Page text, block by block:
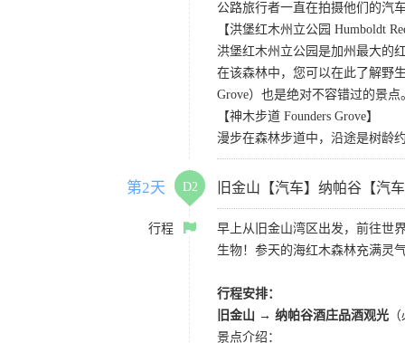
公路旅行者一直在拍摄他们的汽
【洪堡红木州立公园 Humboldt
洪堡红木州立公园是加州最大的
在该森林中，您可以在此了解野
Grove）也是绝对不容错过的景点
【神木步道 Founders Grove】
漫步在森林步道中，沿途是树龄
第2天 D2 旧金山【汽车】纳帕谷【汽
行程
早上从旧金山湾区出发，前往世
生物！参天的海红木森林充满灵
行程安排：
旧金山 → 纳帕谷酒庄品酒观光
景点介绍：